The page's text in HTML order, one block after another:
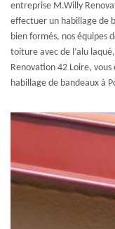
entreprise M.Willy
effectuer un habillage de
bien formés, nos équipes
toiture avec de l’alu
Renovation 42 Loire,
habillage de bandeaux à